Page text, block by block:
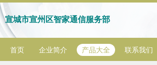
宣城市宣州区智家通信服务部
首页 企业简介 产品大全 联系我们